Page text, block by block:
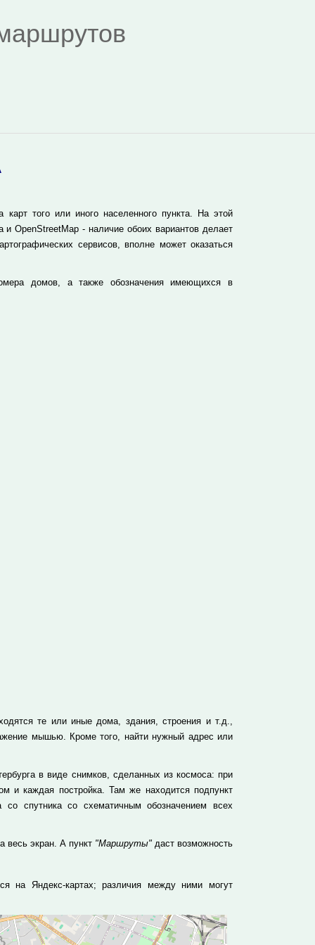
того или иного населенного пункта. На этой
и OpenStreetMap - наличие обоих вариантов делает
сервисов, вполне может оказаться
домов, а также обозначения имеющихся в
те или иные дома, здания, строения и т.д.,
мышью. Кроме того, найти нужный адрес или
в виде снимков, сделанных из космоса: при
и каждая постройка. Там же находится подпункт
спутника со схематичным обозначением всех
весь экран. А пункт "Маршруты"даст возможность
на Яндекс-картах; различия между ними могут